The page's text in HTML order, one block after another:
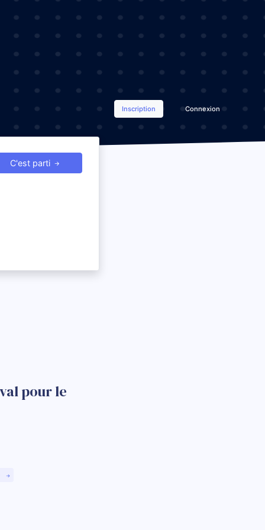
Inscription Connexion
C'est parti
pour le